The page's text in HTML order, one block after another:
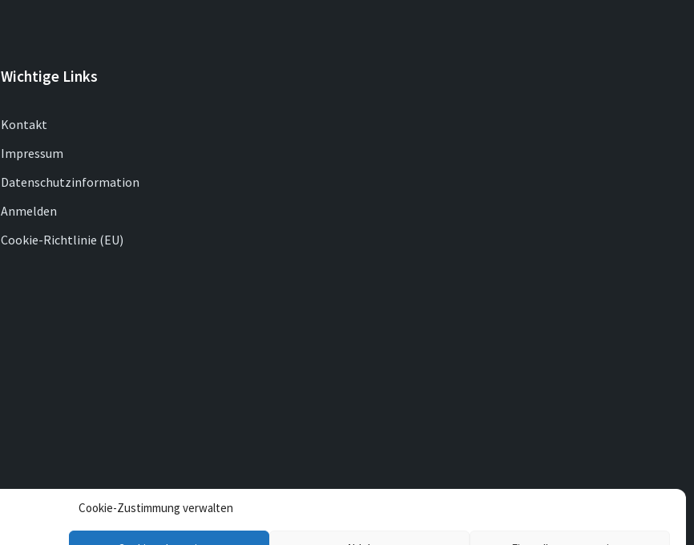
Cookie-Zustimmung verwalten
Wichtige Links
Kontakt
Impressum
Datenschutzinformation
Anmelden
Cookie-Richtlinie (EU)